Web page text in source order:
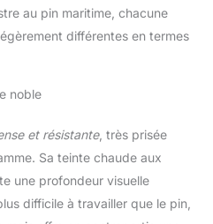
au pin maritime, chacune
différentes en termes
noble
et résistante, très prisée
Sa teinte chaude aux
une profondeur visuelle
difficile à travailler que le pin,